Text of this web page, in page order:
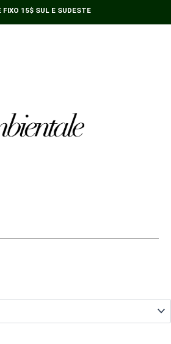
FIXO 15$ SUL E SUDESTE